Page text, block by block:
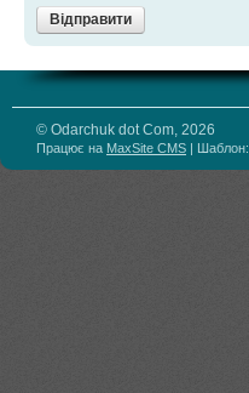
Відправити
© Odarchuk dot Com, 2026
Працює на MaxSite CMS | Шаблон: